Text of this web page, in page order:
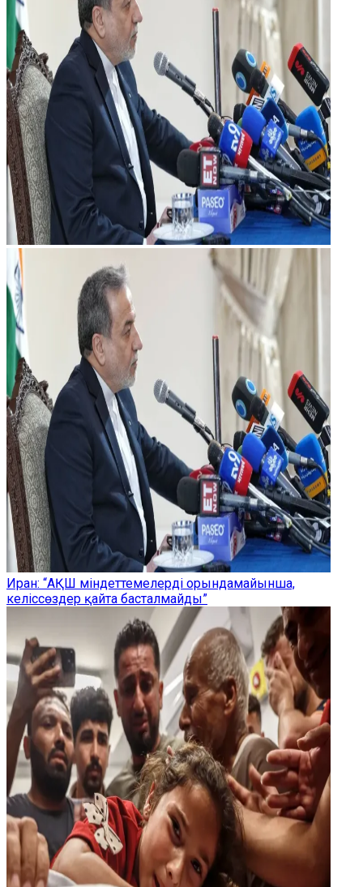
Иран: “АҚШ міндеттемелерді орындамайынша,
келіссөздер қайта басталмайды”